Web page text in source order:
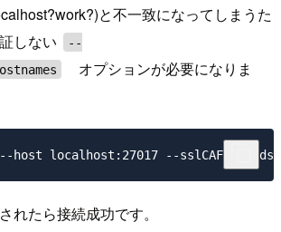
と不一致になってしまうた
しない
--
オプションが必要になりま
れたら接続成功です。